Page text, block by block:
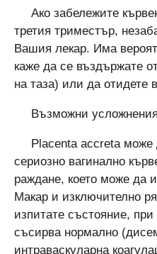
Ако забележите
третия триместър,
Вашия лекар. Има
каже да се въздържате
на таза) или да отидете
Възможни
Placenta accreta може
сериозно вагинално
раждане, което може да
Макар и изключително
изпитате състояние,
съсирва нормално
интраваскуларна